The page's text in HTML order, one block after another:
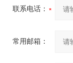
联系电话：
常用邮箱：